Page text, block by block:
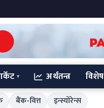
अर्थतन्त्र विशेष
बैंक-वित्त इन्स्योरेन्स